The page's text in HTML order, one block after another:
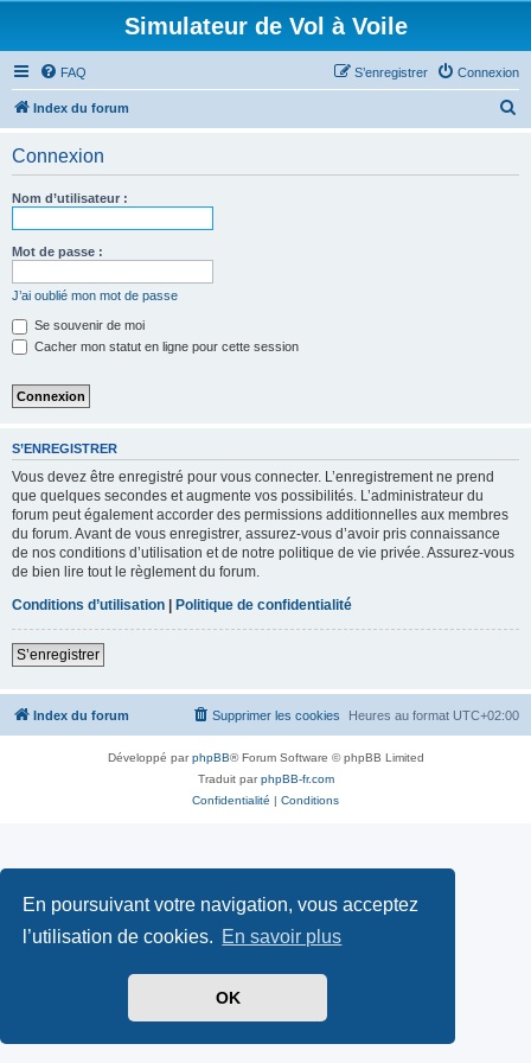
En poursuivant votre navigation, vous acceptez
l’utilisation de cookies. En savoir plus
OK
Simulateur de Vol à Voile
FAQ Connexion
S’enregistrer
Index du forum
Connexion
Nom d’utilisateur :
Mot de passe :
J’ai oublié mon mot de passe
Se souvenir de moi
Cacher mon statut en ligne pour cette session
S’ENREGISTRER
Vous devez être enregistré pour vous connecter. L’enregistrement ne prend
que quelques secondes et augmente vos possibilités. L’administrateur du
forum peut également accorder des permissions additionnelles aux membres
du forum. Avant de vous enregistrer, assurez-vous d’avoir pris connaissance
de nos conditions d’utilisation et de notre politique de vie privée. Assurez-vous
de bien lire tout le règlement du forum.
Conditions d’utilisation | Politique de confidentialité
S’enregistrer
Index du forum Heures au format UTC+02:00
Supprimer les cookies
Développé parphpBB® Forum Software © phpBB Limited
Traduit parphpBB-fr.com
Confidentialité | Conditions